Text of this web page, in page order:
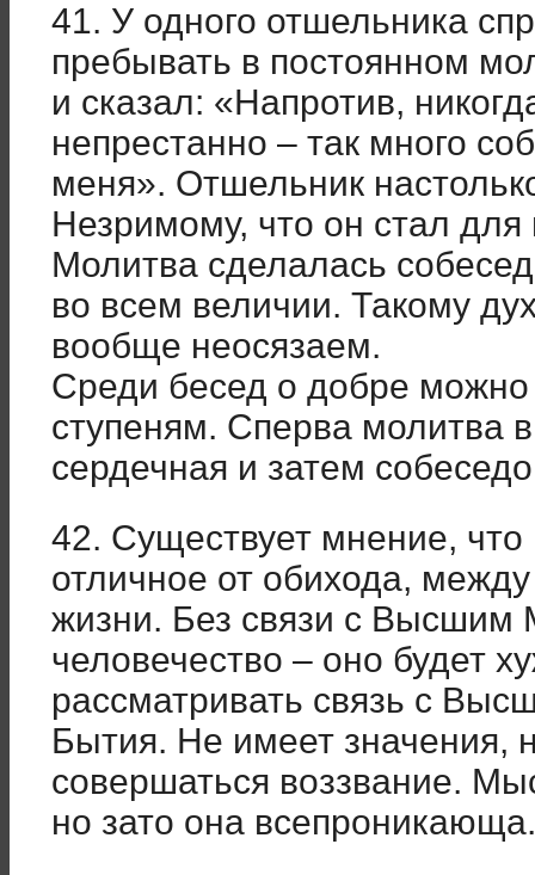
41. У одного отшельника
пребывать в постоянном
и сказал: «Напротив,
непрестанно – так много
меня». Отшельник
Незримому, что он стал
Молитва сделалась
во всем величии. Такому
вообще неосязаем.
Среди бесед о добре
ступеням. Сперва молитва
сердечная и затем
42. Существует мнение, что
отличное от обихода,
жизни. Без связи с
человечество – оно будет
рассматривать связь с
Бытия. Не имеет значения,
совершаться воззвание.
но зато она всепроникающа.